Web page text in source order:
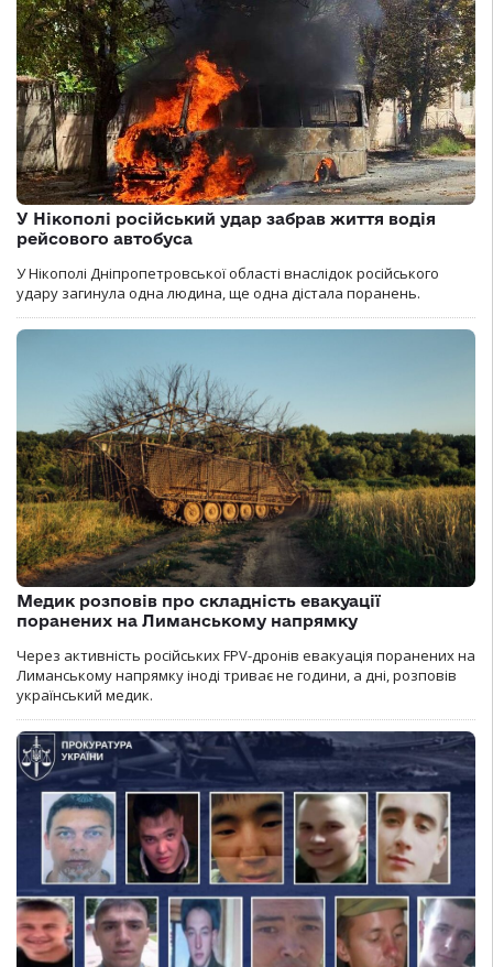
У Нікополі російський удар забрав життя водія
рейсового автобуса
У Нікополі Дніпропетровської області внаслідок російського
удару загинула одна людина, ще одна дістала поранень.
Медик розповів про складність евакуації
поранених на Лиманському напрямку
Через активність російських FPV-дронів евакуація поранених на
Лиманському напрямку іноді триває не години, а дні, розповів
український медик.